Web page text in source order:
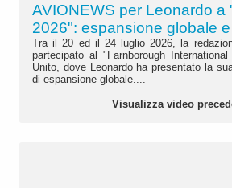
AVIONEWS per Leonardo a
2026": espansione globale
Tra il 20 ed il 24 luglio 2026, la
partecipato al "Farnborough
Unito, dove Leonardo ha presentato la
di espansione globale....
Visualizza video